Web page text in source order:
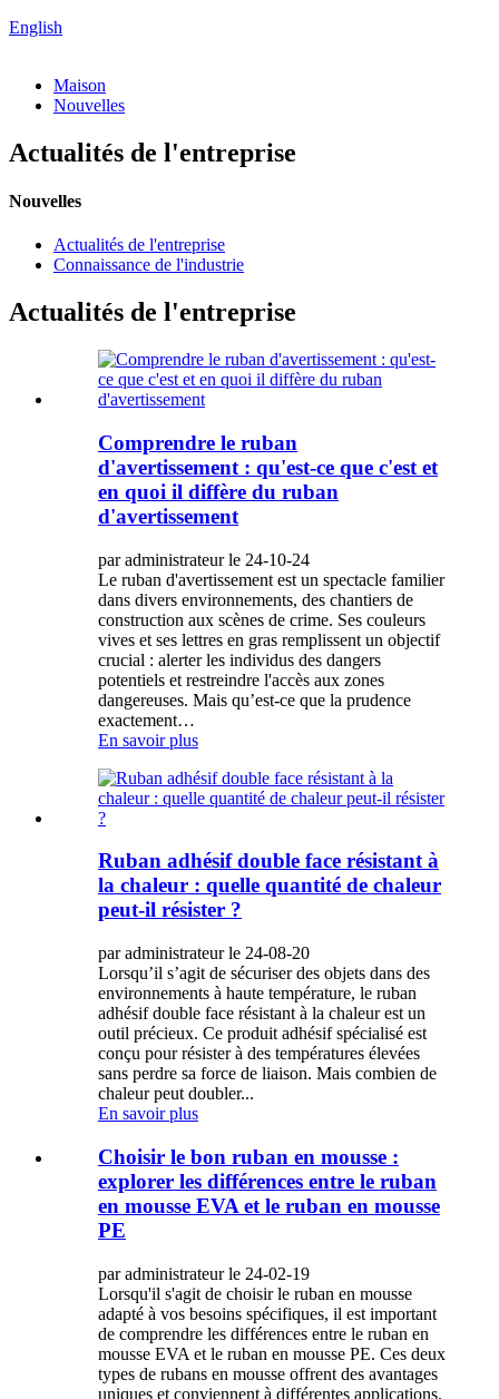
English
Maison
Nouvelles
Actualités de l'entreprise
Nouvelles
Actualités de l'entreprise
Connaissance de l'industrie
Actualités de l'entreprise
Comprendre le ruban
d'avertissement : qu'est-ce que c'est et
en quoi il diffère du ruban
d'avertissement
par administrateur le 24-10-24
Le ruban d'avertissement est un spectacle familier
dans divers environnements, des chantiers de
construction aux scènes de crime. Ses couleurs
vives et ses lettres en gras remplissent un objectif
crucial : alerter les individus des dangers
potentiels et restreindre l'accès aux zones
dangereuses. Mais qu’est-ce que la prudence
exactement…
En savoir plus
Ruban adhésif double face résistant à
la chaleur : quelle quantité de chaleur
peut-il résister ?
par administrateur le 24-08-20
Lorsqu’il s’agit de sécuriser des objets dans des
environnements à haute température, le ruban
adhésif double face résistant à la chaleur est un
outil précieux. Ce produit adhésif spécialisé est
conçu pour résister à des températures élevées
sans perdre sa force de liaison. Mais combien de
chaleur peut doubler...
En savoir plus
Choisir le bon ruban en mousse :
explorer les différences entre le ruban
en mousse EVA et le ruban en mousse
PE
par administrateur le 24-02-19
Lorsqu'il s'agit de choisir le ruban en mousse
adapté à vos besoins spécifiques, il est important
de comprendre les différences entre le ruban en
mousse EVA et le ruban en mousse PE. Ces deux
types de rubans en mousse offrent des avantages
uniques et conviennent à différentes applications.